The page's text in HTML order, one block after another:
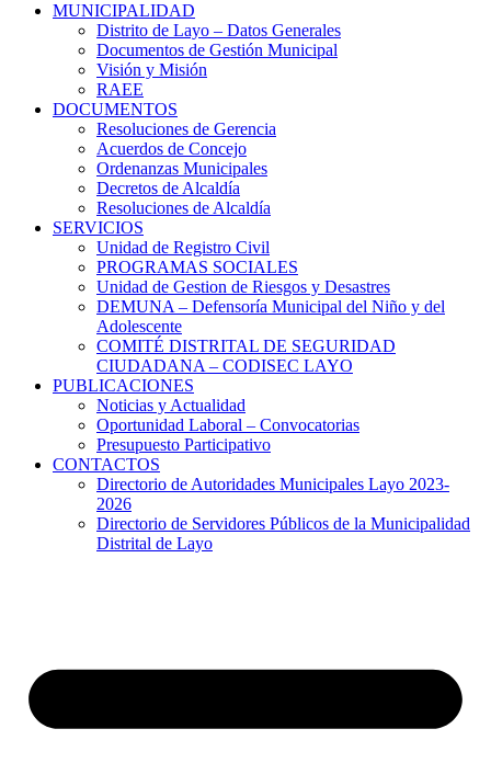
MUNICIPALIDAD
Distrito de Layo – Datos Generales
Documentos de Gestión Municipal
Visión y Misión
RAEE
DOCUMENTOS
Resoluciones de Gerencia
Acuerdos de Concejo
Ordenanzas Municipales
Decretos de Alcaldía
Resoluciones de Alcaldía
SERVICIOS
Unidad de Registro Civil
PROGRAMAS SOCIALES
Unidad de Gestion de Riesgos y Desastres
DEMUNA – Defensoría Municipal del Niño y del
Adolescente
COMITÉ DISTRITAL DE SEGURIDAD
CIUDADANA – CODISEC LAYO
PUBLICACIONES
Noticias y Actualidad
Oportunidad Laboral – Convocatorias
Presupuesto Participativo
CONTACTOS
Directorio de Autoridades Municipales Layo 2023-
2026
Directorio de Servidores Públicos de la Municipalidad
Distrital de Layo